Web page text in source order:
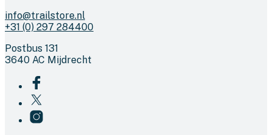
info@trailstore.nl
+31 (0) 297 284400
Postbus 131
3640 AC Mijdrecht